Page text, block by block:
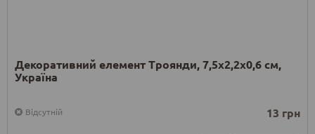
Декоративний елемент Троянди, 7,5х2,2х0,6 см,
Україна
Відсутній 13 грн